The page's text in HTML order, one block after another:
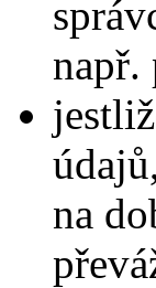
např.
na